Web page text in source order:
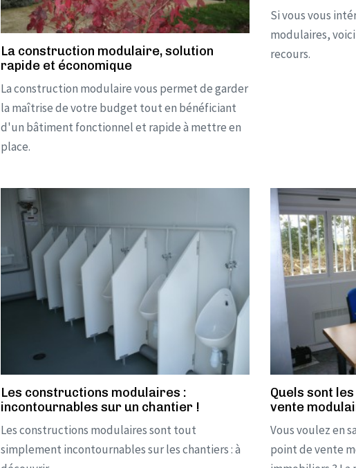
La construction modulaire, solution
rapide et économique
La construction modulaire vous permet de garder
la maîtrise de votre budget tout en bénéficiant
d'un bâtiment fonctionnel et rapide à mettre en
place.
Si vous vous
modulaires,
recours.
Les constructions modulaires :
incontournables sur un chantier !
Les constructions modulaires sont tout
simplement incontournables sur les chantiers : à
Quels sont
vente
Vous voulez en
point de vente